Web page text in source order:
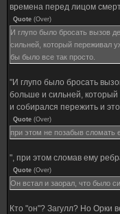
времена перед лицом
Quote (Over)
И глупо было бросать вызов
сильней, который переживал
бы было все так просто.
"И глупо было бросать
больше и сильней, который
и собирался пережить и
Quote (Over)
при этом не позабыв сломать
", при этом сломав ему
Quote (Over)
Он встал и заорал, что было
Кто "он"? Загулл? Но Орки